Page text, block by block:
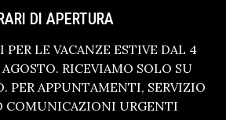
DI APERTURA
PER LE VACANZE ESTIVE DAL 4
RICEVIAMO SOLO SU
PER APPUNTAMENTI, SERVIZIO
COMUNICAZIONI URGENTI